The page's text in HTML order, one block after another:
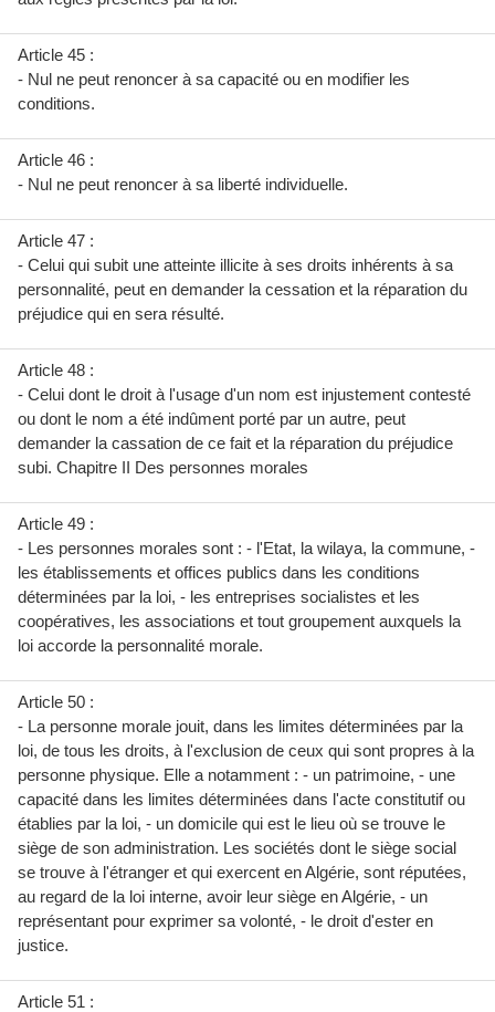
Article 45 :
- Nul ne peut renoncer à sa capacité ou en modifier les
conditions.
Article 46 :
- Nul ne peut renoncer à sa liberté individuelle.
Article 47 :
- Celui qui subit une atteinte illicite à ses droits inhérents à sa
personnalité, peut en demander la cessation et la réparation du
préjudice qui en sera résulté.
Article 48 :
- Celui dont le droit à l'usage d'un nom est injustement contesté
ou dont le nom a été indûment porté par un autre, peut
demander la cassation de ce fait et la réparation du préjudice
subi. Chapitre II Des personnes morales
Article 49 :
- Les personnes morales sont : - l'Etat, la wilaya, la commune, -
les établissements et offices publics dans les conditions
déterminées par la loi, - les entreprises socialistes et les
coopératives, les associations et tout groupement auxquels la
loi accorde la personnalité morale.
Article 50 :
- La personne morale jouit, dans les limites déterminées par la
loi, de tous les droits, à l'exclusion de ceux qui sont propres à la
personne physique. Elle a notamment : - un patrimoine, - une
capacité dans les limites déterminées dans l'acte constitutif ou
établies par la loi, - un domicile qui est le lieu où se trouve le
siège de son administration. Les sociétés dont le siège social
se trouve à l'étranger et qui exercent en Algérie, sont réputées,
au regard de la loi interne, avoir leur siège en Algérie, - un
représentant pour exprimer sa volonté, - le droit d'ester en
justice.
Article 51 :